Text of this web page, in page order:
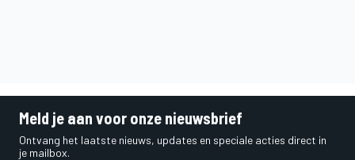
Meld je aan voor onze nieuwsbrief
Ontvang het laatste nieuws, updates en speciale acties direct in
je mailbox.